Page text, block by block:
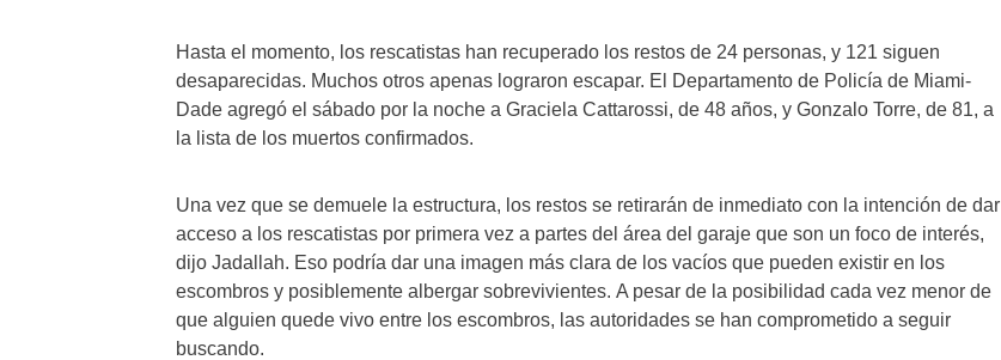
Hasta el momento, los rescatistas han recuperado los restos de 24 personas, y 121 siguen
desaparecidas. Muchos otros apenas lograron escapar. El Departamento de Policía de Miami-
Dade agregó el sábado por la noche a Graciela Cattarossi, de 48 años, y Gonzalo Torre, de 81, a
la lista de los muertos confirmados.
Una vez que se demuele la estructura, los restos se retirarán de inmediato con la intención de dar
acceso a los rescatistas por primera vez a partes del área del garaje que son un foco de interés,
dijo Jadallah. Eso podría dar una imagen más clara de los vacíos que pueden existir en los
escombros y posiblemente albergar sobrevivientes. A pesar de la posibilidad cada vez menor de
que alguien quede vivo entre los escombros, las autoridades se han comprometido a seguir
buscando.